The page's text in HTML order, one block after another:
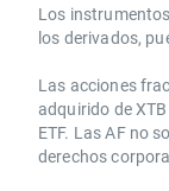
Los
los derivados,
Las acciones
adquirido de
ETF. Las AF no
derechos